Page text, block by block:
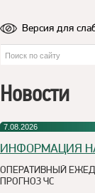
Версия для
Новости
7.08.2026
ИНФОРМАЦИЯ
ОПЕРАТИВНЫЙ
ПРОГНОЗ ЧС